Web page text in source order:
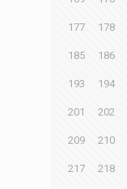
177 178
185 186
193 194
201 202
209 210
217 218